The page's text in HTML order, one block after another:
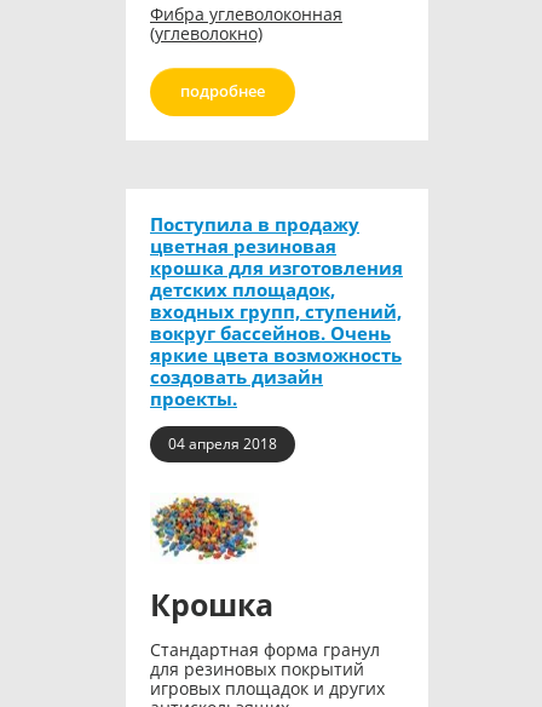
Фибра углеволоконная
(углеволокно)
подробнее
Поступила в продажу
цветная резиновая
крошка для изготовления
детских площадок,
входных групп, ступений,
вокруг бассейнов. Очень
яркие цвета возможность
создовать дизайн
проекты.
04 апреля 2018
Крошка
Стандартная форма гранул
для резиновых покрытий
игровых площадок и других